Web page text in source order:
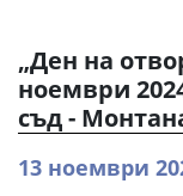
„Ден на
ноември
съд -
13 ноември